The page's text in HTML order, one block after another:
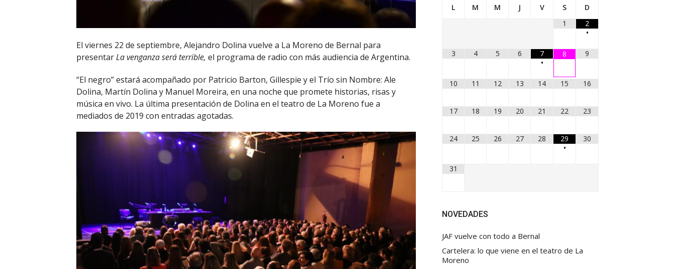
El viernes 22 de septiembre, Alejandro Dolina vuelve a La Moreno de Bernal para
presentarLa venganza será terrible, el programa de radio con más audiencia de Argentina.
“El negro” estará acompañado por Patricio Barton, Gillespie y el Trío sin Nombre: Ale
Dolina, Martín Dolina y Manuel Moreira, en una noche que promete historias, risas y
música en vivo. La última presentación de Dolina en el teatro de La Moreno fue a
mediados de 2019 con entradas agotadas.
L M M J V S
D
1
2
•
3 4 5 6
7
•
8 9
10 11 12 13 14 15 16
17 18 19 20 21 22 23
24 25 26 27 28
29
•
30
31
NOVEDADES
JAF vuelve con todo a Bernal
Cartelera: lo que viene en el teatro de La
Moreno